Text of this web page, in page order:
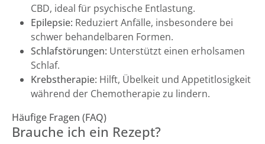
CBD, ideal für psychische Entlastung.
Epilepsie: Reduziert Anfälle, insbesondere bei
schwer behandelbaren Formen.
Schlafstörungen: Unterstützt einen erholsamen
Schlaf.
Krebstherapie: Hilft, Übelkeit und Appetitlosigkeit
während der Chemotherapie zu lindern.
Häufige Fragen (FAQ)
Brauche ich ein Rezept?